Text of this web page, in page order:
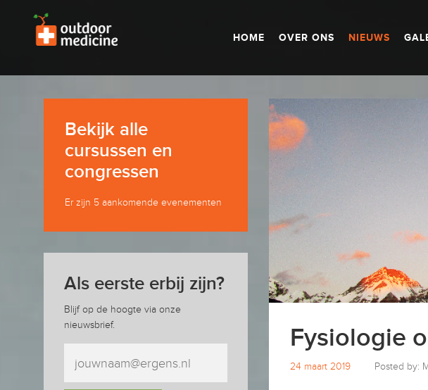
HOME OVER ONS NIEUWS
Bekijk alle
cursussen en
congressen
Er zijn 5 aankomende evenementen
Als eerste erbij zijn?
Blijf op de hoogte via onze
nieuwsbrief.
Fysiologie
24 maart 2019 Posted by: